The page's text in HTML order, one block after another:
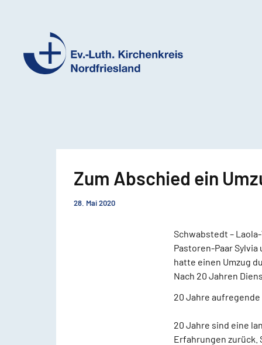
Ev.-
Zum Abschied ein
28. Mai 2020
Schwabstedt –
Pastoren-Paar
hatte einen Umzug
Nach 20 Jahren
20 Jahre
20 Jahre sind eine
Erfahrungen zurück.